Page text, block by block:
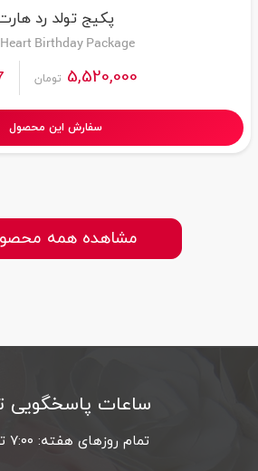
پکیج تولد رد
Birthday Package
5,520,000 تومان
سفارش این محصول
مشاهده همه
ساعات پاسخگویی
تمام روزهای هفته: ۷:۰۰ تا ۲۰:۰۰